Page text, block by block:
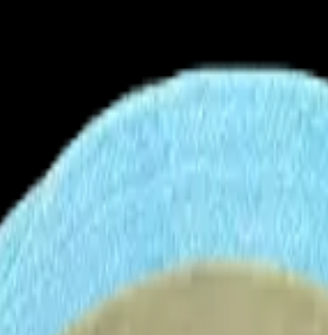
Repuestos/Herramientas
Trabaja con nosotros